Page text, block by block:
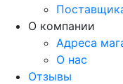
О компании
Адреса
О нас
Отзывы